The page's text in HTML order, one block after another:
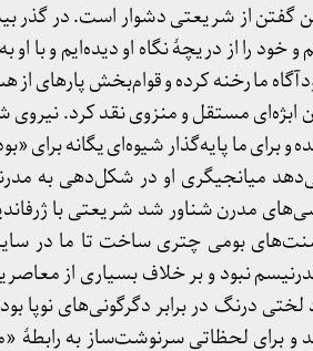
از شریعتی دشوار است. در گذر
خود را از دریچۀ نگاه او دیده‌­ایم و با
ما رخنه کرده و قوام­‌بخش پاره­ای
ابژه‌­ای مستقل و منزوی نقد کرد.
ما پایه‌­گذار شیوه‌­ای یگانه برای
میانجی­گری او در شکل‌­دهی به
مدرن شناور شد شریعتی با
بومی چتری ساخت تا ما در
نبود و بر خلاف بسیاری از
درنگ در برابر دگرگونی­‌های نوپا
و برای لحظاتی سرنوشت­‌ساز به رابطۀ